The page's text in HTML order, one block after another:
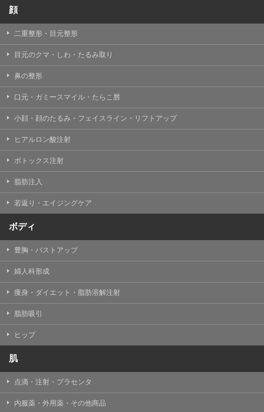
TCBグループは、個人情報保護法その他の法令により認
められる場合を除き、患者様の同意なしに、取得情報を
ん。
【個人情報の開示・訂正・利用停止について】
TCBグループは、本人の申し出により個人情報に関する
開示、訂正、更新、削除、利用停止その他お問い合わせ
について、これを適切に対応します。
【Cookie(クッキー)について】
Cookieは、一般的にインターネット閲覧を行う際、又は
の閲覧情報を記憶させておく機能です。
TCBグループでは、Cookie及び類似技術を使用して収集
を分析し、パフォーマンス改善や、WEBサイトを通じて
提供するサービスの向上・改善のため、Cookieを使用す
ることがあります。ご使用のブラウザによりCookieを無
ジが正しく表示されなくなる場合がありますのでご留意
ください。
TCBグループが運営するWEBサイトでは、アクセスログ
として患者様の履歴情報をサーバ上に記録しています。
アクセスログはWEBサイトの保守管理や利用状況に関す
る統計分析のために使用されます。それ以外の目的で使
用されることはありません。
事業上の必要性等に応じて、改定される場合がありま
す。
掲載したときをもって効力を生じるものとします。
顔
二重整形・目元整形
目元のクマ・しわ・たるみ取り
鼻の整形
口元・ガミースマイル・たらこ唇
小顔・顔のたるみ・フェイスライン・リフトアップ
ヒアルロン酸注射
ボトックス注射
脂肪注入
若返り・エイジングケア
ボディ
豊胸・バストアップ
婦人科形成
痩身・ダイエット・脂肪溶解注射
脂肪吸引
ヒップ
肌
点滴・注射・プラセンタ
内服薬・外用薬・その他商品